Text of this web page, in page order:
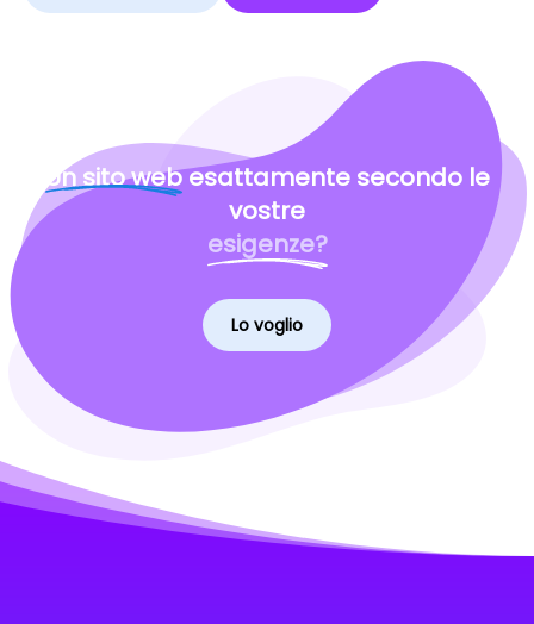
Un sito webesattamente secondo le
vostre
esigenze?
Lo voglio